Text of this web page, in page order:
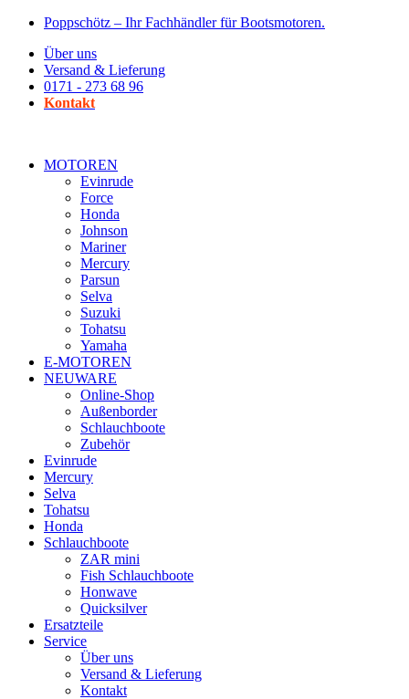
Zum
wechseln
Poppschötz – Ihr Fachhändler für Bootsmotoren.
Über uns
Versand & Lieferung
0171 - 273 68 96
Kontakt
MOTOREN
Evinrude
Force
Honda
Johnson
Mariner
Mercury
Parsun
Selva
Suzuki
Tohatsu
Yamaha
E-MOTOREN
NEUWARE
Online-Shop
Außenborder
Schlauchboote
Zubehör
Evinrude
Mercury
Selva
Tohatsu
Honda
Schlauchboote
ZAR mini
Fish Schlauchboote
Honwave
Quicksilver
Ersatzteile
Service
Über uns
Versand & Lieferung
Kontakt